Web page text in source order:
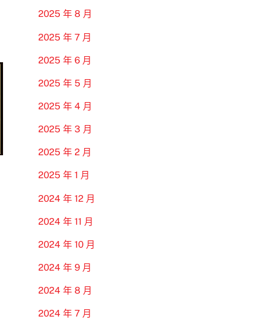
2025 年 8 月
2025 年 7 月
2025 年 6 月
2025 年 5 月
2025 年 4 月
2025 年 3 月
2025 年 2 月
2025 年 1 月
2024 年 12 月
2024 年 11 月
2024 年 10 月
2024 年 9 月
2024 年 8 月
2024 年 7 月